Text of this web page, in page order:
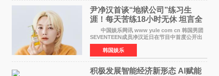
尹净汉首谈“地狱公司”练习生
涯！每天苦练18小时无休 坦言全
靠成员撑过来
中国娱乐网讯 www yule com cn 韩国男团
SEVENTEEN成员净汉近日在节目中首度公开出
道前的残酷练习生经历，并提及经纪公司Pledis
娱乐，引发广泛关注。 在8月2日播出的日本
TBS综艺节目《周
韩国娱乐
积极发展智能经济新形态 Al赋能